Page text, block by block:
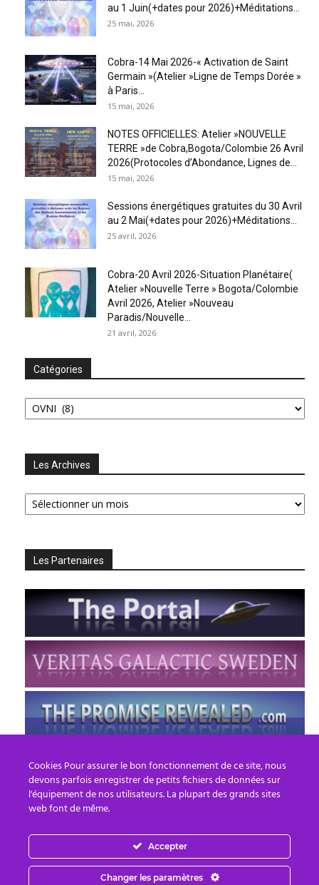
au 1 Juin(+dates pour 2026)+Méditations...
25 mai, 2026
Cobra-14 Mai 2026-« Activation de Saint
Germain »(Atelier »Ligne de Temps Dorée »
à Paris...
15 mai, 2026
NOTES OFFICIELLES: Atelier »NOUVELLE
TERRE »de Cobra,Bogota/Colombie 26 Avril
2026(Protocoles d’Abondance, Lignes de...
15 mai, 2026
Sessions énergétiques gratuites du 30 Avril
au 2 Mai(+dates pour 2026)+Méditations...
25 avril, 2026
Cobra-20 Avril 2026-Situation Planétaire(
Atelier »Nouvelle Terre » Bogota/Colombie
Avril 2026, Atelier »Nouveau
Paradis/Nouvelle...
21 avril, 2026
Catégories
Catégories
Les Archives
Les
Archives
Les Partenaires
FR EN
© 2013 - 2026 PREPARE FOR CHANGE
Cookies Pour assurer le bon fonctionnement de ce site, nous
devons parfois enregistrer de petits fichiers de données sur
l'équipement de nos utilisateurs. La plupart des grands sites
web font de même.
Accepter
Changer les paramètres